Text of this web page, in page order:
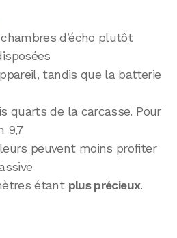
d’écho plutôt
tandis que la batterie
quarts de la carcasse. Pour
9,7
peuvent moins profiter
étant plus précieux.